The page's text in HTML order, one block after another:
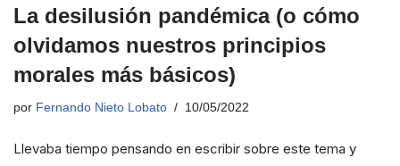
La desilusión pandémica (o cómo
olvidamos nuestros principios
morales más básicos)
por Fernando Nieto Lobato 10/05/2022
Llevaba tiempo pensando en escribir sobre este tema y